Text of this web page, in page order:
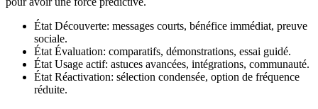
État Découverte: messages courts, bénéfice immédiat, preuve
sociale.
État Évaluation: comparatifs, démonstrations, essai guidé.
État Usage actif: astuces avancées, intégrations, communauté.
État Réactivation: sélection condensée, option de fréquence
réduite.